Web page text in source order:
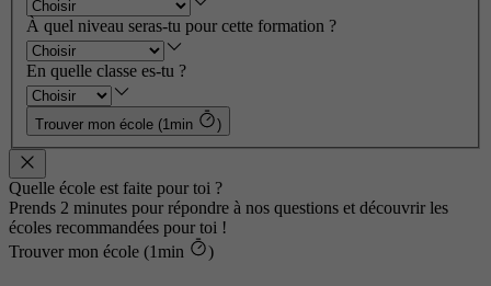
À quel niveau seras-tu pour cette formation ?
En quelle classe es-tu ?
Trouver mon école (1min )
Quelle école est faite pour toi ?
Prends 2 minutes pour répondre à nos questions et découvrir les
écoles recommandées pour toi !
Trouver mon école (1min
)